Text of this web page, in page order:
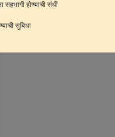
सहभागी होण्याची संधी
सुविधा